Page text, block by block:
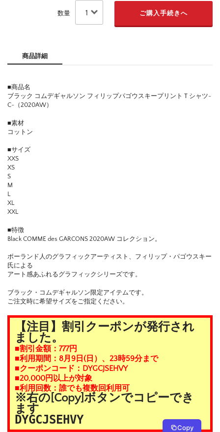
数量
商品詳細
■商品名
ブラック コムデギャルソン フィリップパゴウスキープリントＴシャツ-
C-（2020AW）
■素材
コットン
■サイズ
XXS
XS
S
M
L
XL
XXL
■特徴
Black COMME des GARCONS 2020AW コレクション。
ポーランド人のグラフィックアーティスト、フィリップ・パゴウスキー
氏による
アート感あふれるグラフィックシリーズです。
ブラック・コムデギャルソン限定アイテムです。
ご注文時に希望サイズをご指定ください。
【注目】割引クーポンが発行され
ました。
■割引金額：777円
■利用期間：8月9日(日）、23時59分まで
■クーポンコード：DYGCJSEHVY
■20,000円以上が対象
■利用回数：誰でも複数回利用可
※右の[Copy]ボタンでコピーでき
ます
DYGCJSEHVY
Copy